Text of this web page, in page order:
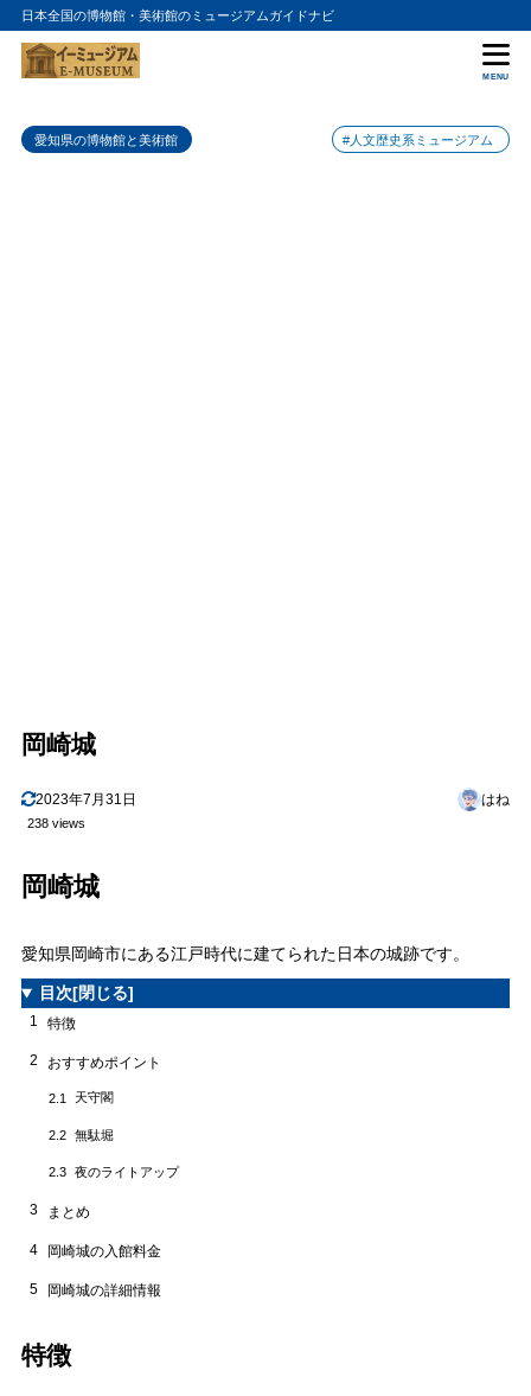
日本全国の博物館・美術館のミュージアムガイドナビ
MENU
愛知県の博物館と美術館 #人文歴史系ミュージアム
岡崎城
2023年7月31日 はね
238 views
岡崎城
愛知県岡崎市にある江戸時代に建てられた日本の城跡です。
目次[閉じる]
1 特徴
2 おすすめポイント
2.1 天守閣
2.2 無駄堀
2.3 夜のライトアップ
3 まとめ
4 岡崎城の入館料金
5 岡崎城の詳細情報
特徴
目次
1 特徴